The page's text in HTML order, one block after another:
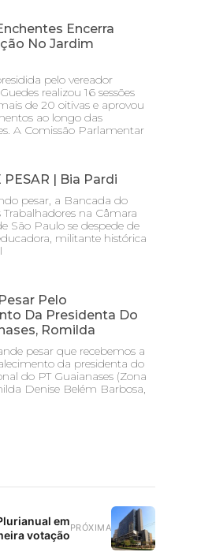
Encerra
No Jardim
pelo vereador
realizou 16 sessões
de 20 oitivas e aprovou
ao longo das
A Comissão Parlamentar
PESAR | Bia Pardi
pesar, a Bancada do
na Câmara
São Paulo se despede de
militante histórica
Pelo
Da Presidenta Do
Romilda
pesar que recebemos a
da presidenta do
do PT Guaianases (Zona
Denise Belém Barbosa,
PRÓXIMA
em
votação